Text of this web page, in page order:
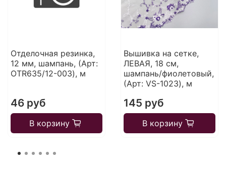
Отделочная резинка,
12 мм, шампань, (Арт:
OTR635/12-003), м
46 руб
В корзину
Вышивка на сетке,
ЛЕВАЯ, 18 см,
шампань/фиолетовый,
(Арт: VS-1023), м
145 руб
В корзину